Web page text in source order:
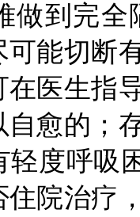
做到完
能切断
医生指
愈的；
度呼吸
住院治疗